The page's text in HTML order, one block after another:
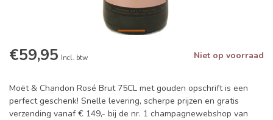
€59,95 Incl. btw Niet op voorraad
Moët & Chandon Rosé Brut 75CL met gouden opschrift is een
perfect geschenk! Snelle levering, scherpe prijzen en gratis
verzending vanaf € 149,- bij de nr. 1 champagnewebshop van